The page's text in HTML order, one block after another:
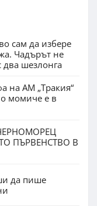
сам да избере
Чадърът не
шезлонга
на АМ „Тракия“
момиче е в
ПЪРВЕНСТВО В
да пише